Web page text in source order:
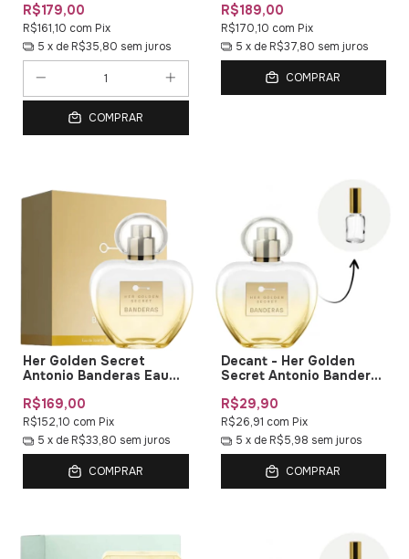
R$179,00
R$161,10 com Pix
5 x de R$35,80 sem juros
COMPRAR
R$189,00
R$170,10 com Pix
5 x de R$37,80 sem juros
COMPRAR
Her Golden Secret
Antonio Banderas Eau
R$169,00
R$152,10 com Pix
5 x de R$33,80 sem juros
COMPRAR
Decant - Her Golden
Secret Antonio Banderas
R$29,90
R$26,91 com Pix
5 x de R$5,98 sem juros
COMPRAR